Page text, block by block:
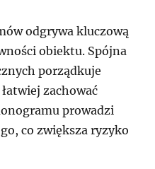
odgrywa kluczową
obiektu. Spójna
porządkuje
zachować
prowadzi
co zwiększa ryzyko